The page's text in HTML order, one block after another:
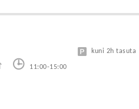
11:00-15:00
kuni 2h tasuta